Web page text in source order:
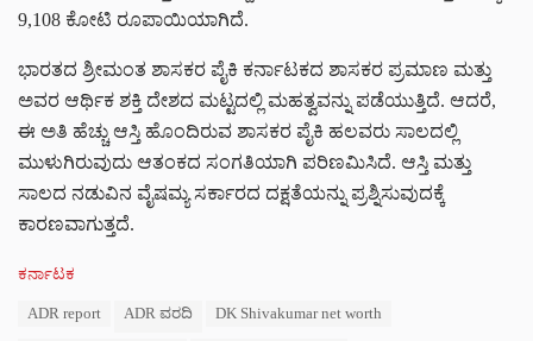
9,108 ಕೋಟಿ ರೂಪಾಯಿಯಾಗಿದೆ.
ಭಾರತದ ಶ್ರೀಮಂತ ಶಾಸಕರ ಪೈಕಿ ಕರ್ನಾಟಕದ ಶಾಸಕರ ಪ್ರಮಾಣ ಮತ್ತು
ಅವರ ಆರ್ಥಿಕ ಶಕ್ತಿ ದೇಶದ ಮಟ್ಟದಲ್ಲಿ ಮಹತ್ವವನ್ನು ಪಡೆಯುತ್ತಿದೆ. ಆದರೆ,
ಈ ಅತಿ ಹೆಚ್ಚು ಆಸ್ತಿ ಹೊಂದಿರುವ ಶಾಸಕರ ಪೈಕಿ ಹಲವರು ಸಾಲದಲ್ಲಿ
ಮುಳುಗಿರುವುದು ಆತಂಕದ ಸಂಗತಿಯಾಗಿ ಪರಿಣಮಿಸಿದೆ. ಆಸ್ತಿ ಮತ್ತು
ಸಾಲದ ನಡುವಿನ ವೈಷಮ್ಯ ಸರ್ಕಾರದ ದಕ್ಷತೆಯನ್ನು ಪ್ರಶ್ನಿಸುವುದಕ್ಕೆ
ಕಾರಣವಾಗುತ್ತದೆ.
C
ಕರ್ನಾಟಕ
ADR report ADR ವರದಿ DK Shivakumar net worth